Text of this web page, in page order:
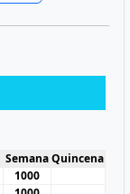
Semana Quincena
1000